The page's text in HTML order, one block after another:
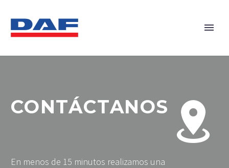


CONTÁCTANOS
En menos de 15 minutos realizamos una